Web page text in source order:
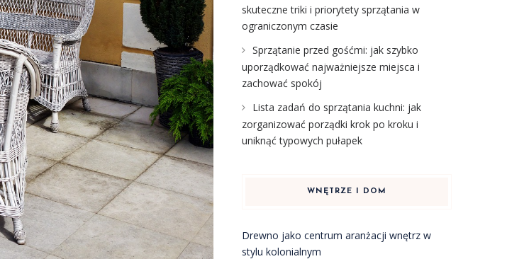
skuteczne triki i priorytety sprzątania w
ograniczonym czasie
Sprzątanie przed gośćmi: jak szybko
uporządkować najważniejsze miejsca i
zachować spokój
Lista zadań do sprzątania kuchni: jak
zorganizować porządki krok po kroku i
uniknąć typowych pułapek
WNĘTRZE I DOM
Drewno jako centrum aranżacji wnętrz w
stylu kolonialnym